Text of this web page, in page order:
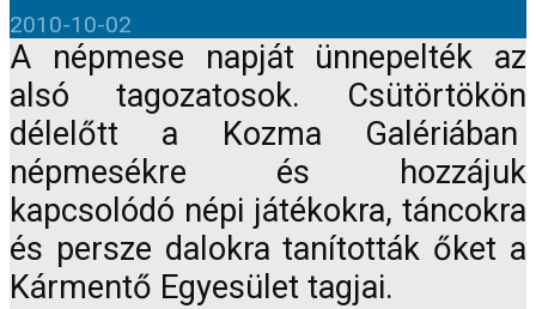
2010-10-02
A népmese napját ünnepelték az
alsó tagozatosok. Csütörtökön
délelőtt a Kozma Galériában
népmesékre és hozzájuk
kapcsolódó népi játékokra, táncokra
és persze dalokra tanították őket a
Kármentő Egyesület tagjai.